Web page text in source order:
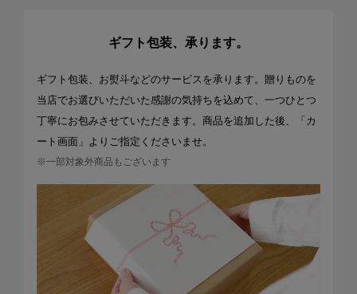
ギフト包装、承ります。
ギフト包装、お熨斗などのサービスを承ります。贈りものを
当店でお選びいただいた感謝の気持ちを込めて、一つひとつ
丁寧にお包みさせていただきます。商品を追加した後、「カ
ート画面」よりご指定くださいませ。
※一部対象外商品もございます